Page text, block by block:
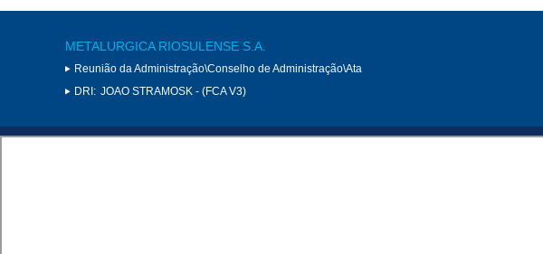
METALURGICA RIOSULENSE S.A.
Reunião da Administração\Conselho de Administração\Ata
DRI: JOAO STRAMOSK - (FCA V3)